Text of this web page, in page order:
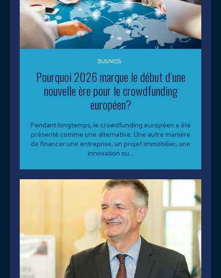
BUSINESS
Pourquoi 2026 marque le début d’une
nouvelle ère pour le crowdfunding
européen?
Pendant longtemps, le crowdfunding européen a été
présenté comme une alternative. Une autre manière
de financer une entreprise, un projet immobilier, une
innovation ou...